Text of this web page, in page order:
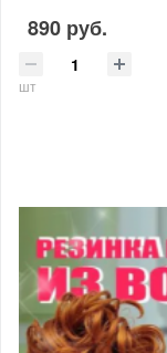
890 руб.
шт